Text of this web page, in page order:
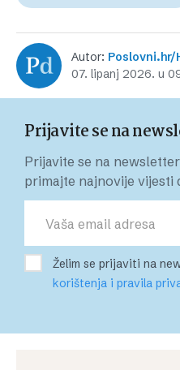
Autor: Poslovni.hr/
07. lipanj 2026. u
Prijavite se na
Prijavite se na
primajte najnovije vijesti
Želim se prijaviti na
korištenja i pravila